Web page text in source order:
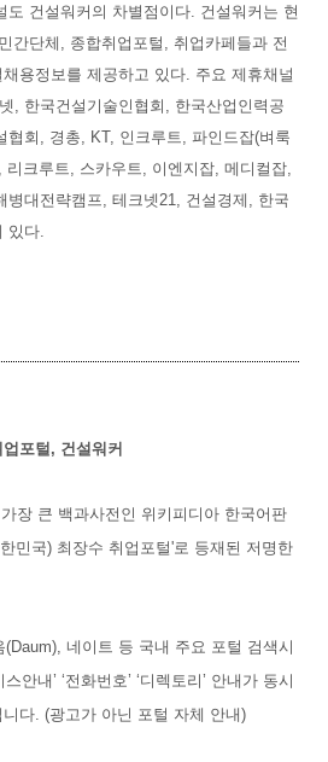
도 건설워커의 차별점이다. 건설워커는 현
간단체, 종합취업포털, 취업카페들과 전
용정보를 제공하고 있다. 주요 제휴채널
, 한국건설기술인협회, 한국산업인력공
협회, 경총, KT, 인크루트, 파인드잡(벼룩
크루트, 스카우트, 이엔지잡, 메디컬잡,
병대전략캠프, 테크넷21, 건설경제, 한국
있다.
포털, 건설워커
장 큰 백과사전인 위키피디아 한국어판
민국) 최장수 취업포털'로 등재된 저명한
네이트 등 국내 주요 포털 검색시
스안내’ ‘전화번호’ ‘디렉토리’ 안내가 동시
다. (광고가 아닌 포털 자체 안내)